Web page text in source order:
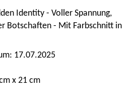
Identity - Voller Spannung,
Botschaften - Mit Farbschnitt in
17.07.2025
x 21 cm